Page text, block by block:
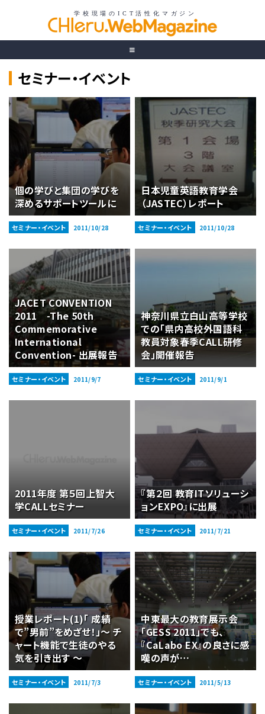
セミナー・イベント
個の学びと集団の学びを
深めるサポートツールに
セミナー・イベント 2011/10/28
日本児童英語教育学会
（JASTEC）レポート
セミナー・イベント 2011/10/28
JACET CONVENTION
2011 -The 50th
Commemorative
International
Convention- 出展報告
セミナー・イベント 2011/9/7
神奈川県立白山高等学校
での「県内高校外国語科
教員対象春季CALL研修
会」開催報告
セミナー・イベント 2011/9/1
2011年度 第５回上智大
学CALLセミナー
セミナー・イベント 2011/7/26
『第２回 教育ITソリューシ
ョンEXPO』に出展
セミナー・イベント 2011/7/21
授業レポート(1)「 成績
で”男前”をめざせ！」〜 チ
ャート機能で生徒のやる
気を引き出す 〜
セミナー・イベント 2011/7/3
中東最大の教育展示会
「GESS 2011」でも、
『CaLabo EX』の良さに感
嘆の声が…
セミナー・イベント 2011/5/13